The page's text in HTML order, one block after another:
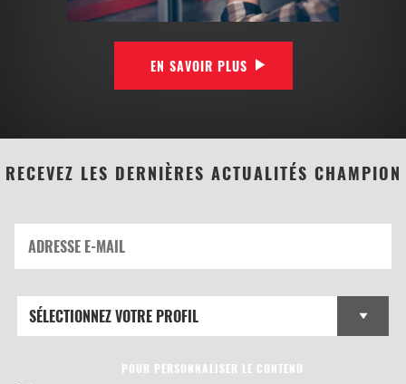
EN SAVOIR PLUS
RECEVEZ LES DERNIÈRES ACTUALITÉS CHAMPION
POUR PERSONNALISER LE CONTENU